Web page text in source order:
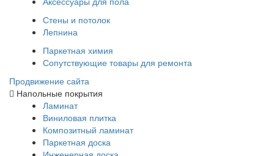
Стены и потолок
Лепнина
Паркетная химия
Сопутствующие товары для ремонта
Продвижение сайта
Напольные покрытия
Ламинат
Виниловая плитка
Композитный ламинат
Паркетная доска